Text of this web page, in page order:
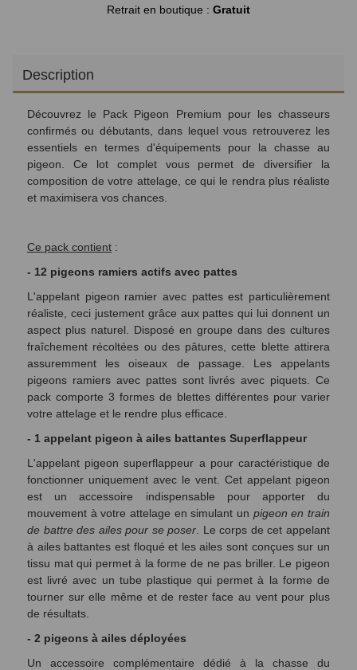
Retrait en boutique : Gratuit
Description
Découvrez le Pack Pigeon Premium pour les chasseurs
confirmés ou débutants, dans lequel vous retrouverez les
essentiels en termes d'équipements pour la chasse au
pigeon. Ce lot complet vous permet de diversifier la
composition de votre attelage, ce qui le rendra plus réaliste
et maximisera vos chances.
Ce pack contient :
- 12 pigeons ramiers actifs avec pattes
L'appelant pigeon ramier avec pattes est particulièrement
réaliste, ceci justement grâce aux pattes qui lui donnent un
aspect plus naturel. Disposé en groupe dans des cultures
fraîchement récoltées ou des pâtures, cette blette attirera
assuremment les oiseaux de passage. Les appelants
pigeons ramiers avec pattes sont livrés avec piquets. Ce
pack comporte 3 formes de blettes différentes pour varier
votre attelage et le rendre plus efficace.
- 1 appelant pigeon à ailes battantes Superflappeur
L'appelant pigeon superflappeur a pour caractéristique de
fonctionner uniquement avec le vent. Cet appelant pigeon
est un accessoire indispensable pour apporter du
mouvement à votre attelage en simulant un pigeon en train
de battre des ailes pour se poser . Le corps de cet appelant
à ailes battantes est floqué et les ailes sont conçues sur un
tissu mat qui permet à la forme de ne pas briller. Le pigeon
est livré avec un tube plastique qui permet à la forme de
tourner sur elle même et de rester face au vent pour plus
de résultats.
- 2 pigeons à ailes déployées
Un accessoire complémentaire dédié à la chasse du